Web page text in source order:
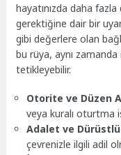
hayatınızda daha
gerektiğine dair bir
gibi değerlere olan
bu rüya, aynı
tetikleyebilir.
Otorite ve Düzen
veya kuralı oturtma
Adalet ve
çevrenizle ilgili adil